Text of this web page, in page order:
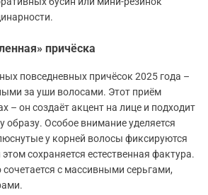
причёска
повседневных причёсок 2025 года –
за уши волосами. Этот приём
– он создаёт акцент на лице и подходит
образу. Особое внимание уделяется
у корней волосы фиксируются
сохраняется естественная фактура.
с массивными серьгами,